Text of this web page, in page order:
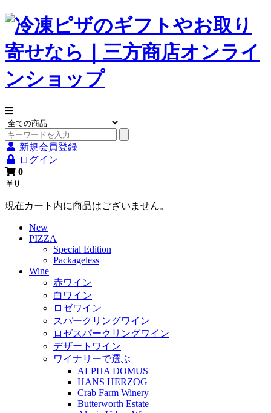
新規会員登録
ログイン
0
￥0
現在カート内に商品はございません。
New
PIZZA
Special Edition
Packageless
Wine
赤ワイン
白ワイン
ロゼワイン
スパークリングワイン
ロゼスパークリングワイン
デザートワイン
ワイナリーで選ぶ
ALPHA DOMUS
HANS HERZOG
Crab Farm Winery
Butterworth Estate